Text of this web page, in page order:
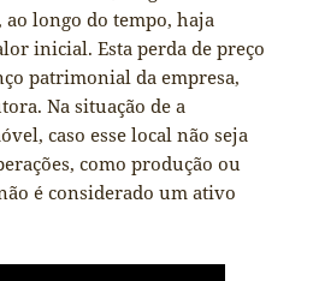
longo do tempo, haja
inicial. Esta perda de preço
patrimonial da empresa,
Na situação de a
caso esse local não seja
como produção ou
é considerado um ativo